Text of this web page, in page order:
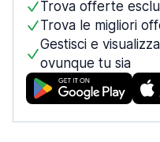
Trova offerte
Trova le migliori
Gestisci e
ovunque tu sia